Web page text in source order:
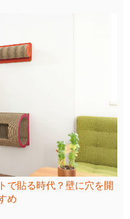
で貼る時代？壁に穴を開
め